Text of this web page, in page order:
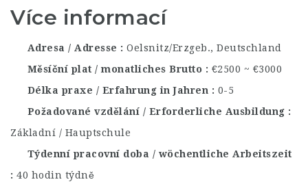
Více informací
Adresa / Adresse
Oelsnitz/Erzgeb., Deutschland
Měsíční plat / monatliches Brutto
€2500 ~ €3000
Délka praxe / Erfahrung in Jahren
0-5
Požadované vzdělání / Erforderliche Ausbildung
Základní / Hauptschule
Týdenní pracovní doba / wöchentliche Arbeitszeit
40 hodin týdně